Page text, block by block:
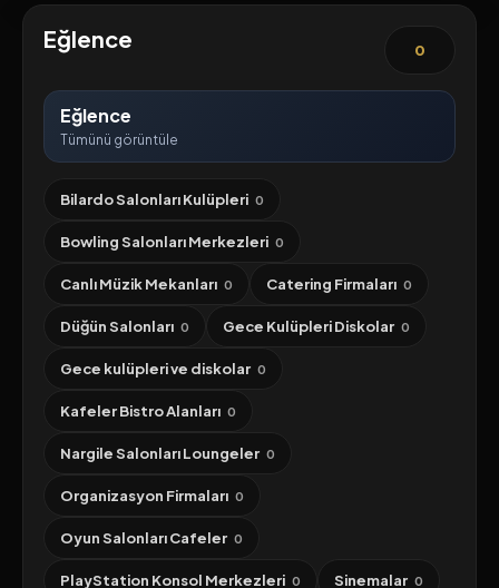
Eğlence 0
Eğlence
Tümünü görüntüle
Bilardo Salonları Kulüpleri 0
Bowling Salonları Merkezleri 0
Canlı Müzik Mekanları 0 Catering Firmaları 0
Düğün Salonları 0 Gece Kulüpleri Diskolar 0
Gece kulüpleri ve diskolar 0
Kafeler Bistro Alanları 0
Nargile Salonları Loungeler 0
Organizasyon Firmaları 0
Oyun Salonları Cafeler 0
PlayStation Konsol Merkezleri 0 Sinemalar 0